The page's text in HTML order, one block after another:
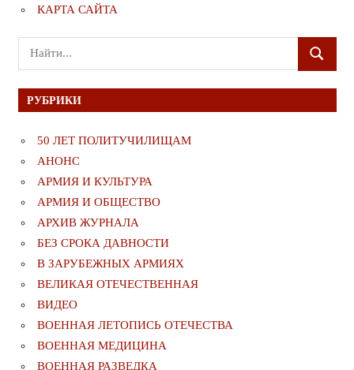
КАРТА САЙТА
Поиск
для:
ПОИСК
РУБРИКИ
50 ЛЕТ ПОЛИТУЧИЛИЩАМ
АНОНС
АРМИЯ И КУЛЬТУРА
АРМИЯ И ОБЩЕСТВО
АРХИВ ЖУРНАЛА
БЕЗ СРОКА ДАВНОСТИ
В ЗАРУБЕЖНЫХ АРМИЯХ
ВЕЛИКАЯ ОТЕЧЕСТВЕННАЯ
ВИДЕО
ВОЕННАЯ ЛЕТОПИСЬ ОТЕЧЕСТВА
ВОЕННАЯ МЕДИЦИНА
ВОЕННАЯ РАЗВЕДКА